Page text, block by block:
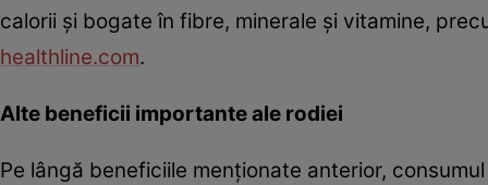
calorii și bogate în fibre, minerale și vitamine,
healthline.com.
Alte beneficii importante ale rodiei
Pe lângă beneficiile menționate anterior,